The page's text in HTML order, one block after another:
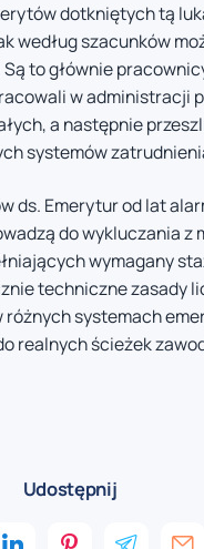
dotkniętych tą
według szacunków
to głównie
w administracji
a następnie
systemów
ds. Emerytur od lat
do wykluczania z
wymagany
techniczne zasady
różnych systemach
realnych ścieżek
Udostępnij